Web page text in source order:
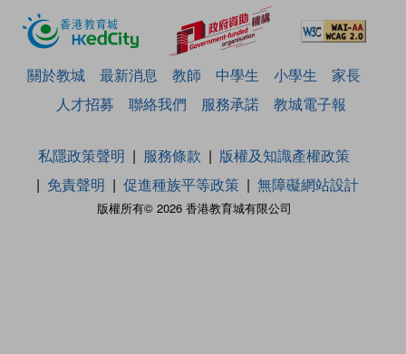
關於教城 最新消息 教師 中學生 小學生
家長
人才招募
聯絡我們 服務承諾 教城電子報
版權所有© 2026 香港教育城有限公司
私隱政策聲明 服務條款
版權及知識產權政策
免責聲明
促進種族平等政策 無障礙網站設計